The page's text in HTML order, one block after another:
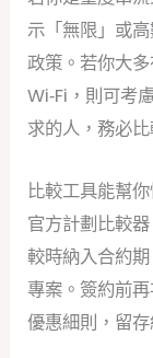
示「無限」或
政策。若你大
Wi‑Fi，則可考
求的人，務必
比較工具能幫
官方計劃比較
較時納入合約
專案。簽約前
優惠細則，留